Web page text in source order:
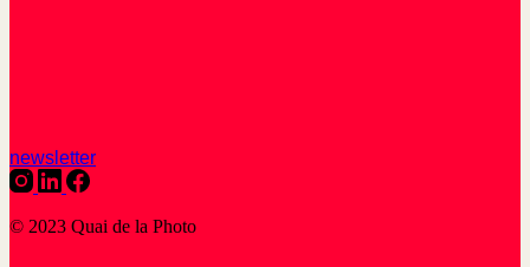
newsletter
© 2023 Quai de la Photo